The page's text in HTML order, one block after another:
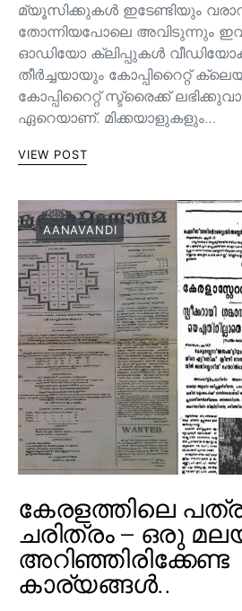
മ്യൂസിക്കുകൾ ഇടേണ്ടിയും
തോന്നിയപോലെ അവിടുന്നും
ഓഡിയോ ക്ലിപ്പുകൾ
തീർച്ചയായും കോപ്പിറൈറ്റ്
കോപ്പിറൈറ്റ് സ്ട്രൈക്ക്
ഏറെയാണ്. മിക്കയാളുകളും…
VIEW POST
AANAVANDI
കേരളത്തിലെ
ചരിത്രം – ഒരു
അറിഞ്ഞിരിക്കേണ്ട
കാര്യങ്ങൾ..